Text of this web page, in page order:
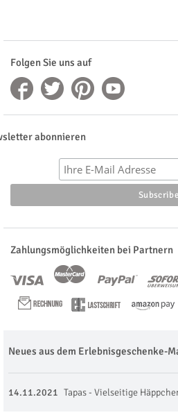
Folgen Sie uns auf
abonnieren
Zahlungsmöglichkeiten bei Partnern
Neues aus dem Erlebnisgeschenke-
14.11.2021 Tapas - Vielseitige